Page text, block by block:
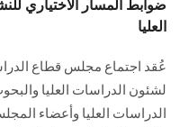
ضوابط المسار الاختياري
العليا
عُقد اجتماع مجلس قطاع
لشئون الدراسات العليا
الدراسات العليا وأعضاء